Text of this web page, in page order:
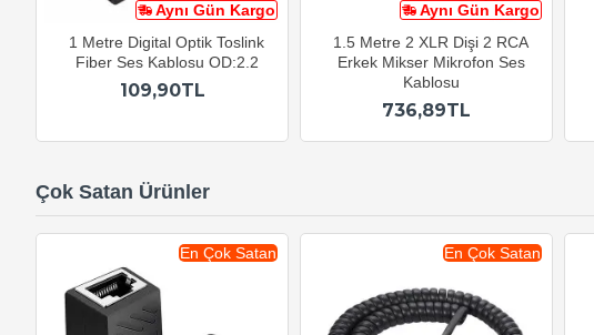
Aynı Gün Kargo
1 Metre Digital Optik Toslink
Fiber Ses Kablosu OD:2.2
109,90TL
Aynı Gün Kargo
1.5 Metre 2 XLR Dişi 2 RCA
Erkek Mikser Mikrofon Ses
Kablosu
736,89TL
Çok Satan Ürünler
En Çok Satan En Çok Satan